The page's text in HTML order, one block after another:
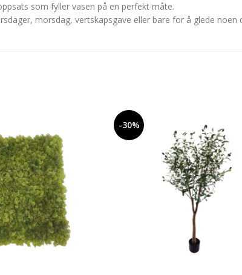
som fyller vasen på en perfekt måte.
morsdag, vertskapsgave eller bare for å glede noen
-30%